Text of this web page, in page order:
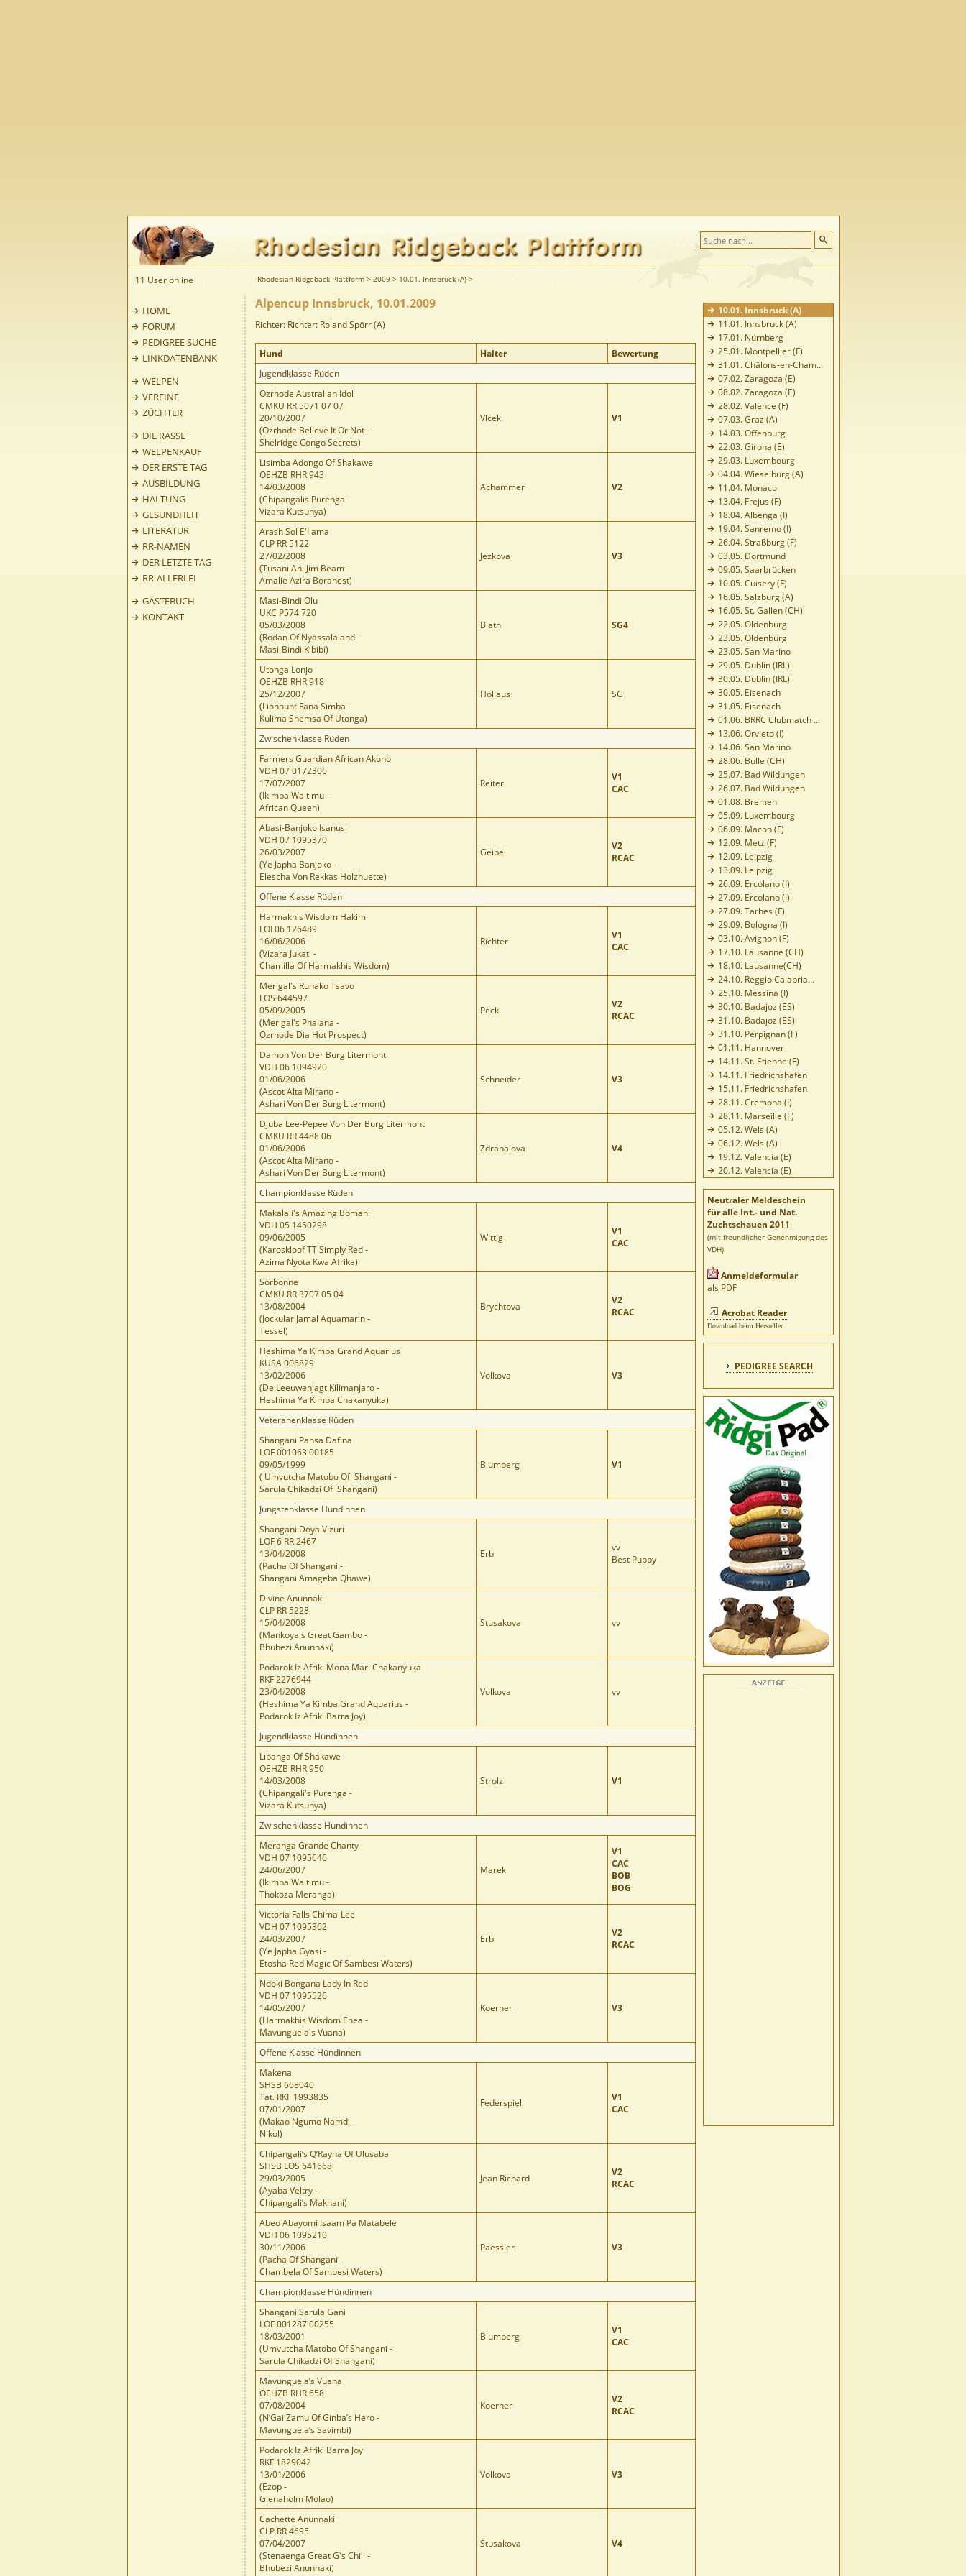
11 User online Rhodesian Ridgeback Plattform > 2009 > 10.01. Innsbruck (A) >
HOME
FORUM
PEDIGREE SUCHE
LINKDATENBANK
WELPEN
VEREINE
ZÜCHTER
DIE RASSE
WELPENKAUF
DER ERSTE TAG
AUSBILDUNG
HALTUNG
GESUNDHEIT
LITERATUR
RR-NAMEN
DER LETZTE TAG
RR-ALLERLEI
GÄSTEBUCH
KONTAKT
10.01. Innsbruck (A)
11.01. Innsbruck (A)
17.01. Nürnberg
25.01. Montpellier (F)
31.01. Châlons-en-Cham...
07.02. Zaragoza (E)
08.02. Zaragoza (E)
28.02. Valence (F)
07.03. Graz (A)
14.03. Offenburg
22.03. Girona (E)
29.03. Luxembourg
04.04. Wieselburg (A)
11.04. Monaco
13.04. Frejus (F)
18.04. Albenga (I)
19.04. Sanremo (I)
26.04. Straßburg (F)
03.05. Dortmund
09.05. Saarbrücken
10.05. Cuisery (F)
16.05. Salzburg (A)
16.05. St. Gallen (CH)
22.05. Oldenburg
23.05. Oldenburg
23.05. San Marino
29.05. Dublin (IRL)
30.05. Dublin (IRL)
30.05. Eisenach
31.05. Eisenach
01.06. BRRC Clubmatch ...
13.06. Orvieto (I)
14.06. San Marino
28.06. Bulle (CH)
25.07. Bad Wildungen
26.07. Bad Wildungen
01.08. Bremen
05.09. Luxembourg
06.09. Macon (F)
12.09. Metz (F)
12.09. Leipzig
13.09. Leipzig
26.09. Ercolano (I)
27.09. Ercolano (I)
27.09. Tarbes (F)
29.09. Bologna (I)
03.10. Avignon (F)
17.10. Lausanne (CH)
18.10. Lausanne(CH)
24.10. Reggio Calabria...
25.10. Messina (I)
30.10. Badajoz (ES)
31.10. Badajoz (ES)
31.10. Perpignan (F)
01.11. Hannover
14.11. St. Etienne (F)
14.11. Friedrichshafen
15.11. Friedrichshafen
28.11. Cremona (I)
28.11. Marseille (F)
05.12. Wels (A)
06.12. Wels (A)
19.12. Valencia (E)
20.12. Valencia (E)
Neutraler Meldeschein
für alle Int.- und Nat.
Zuchtschauen 2011
(mit freundlicher Genehmigung des
VDH)
Anmeldeformular
als PDF
Acrobat Reader
Download beim Hersteller
PEDIGREE SEARCH
Alpencup Innsbruck, 10.01.2009
Richter: Richter: Roland Spörr (A)
Hund Halter
Bewertung
Jugendklasse Rüden
Ozrhode Australian Idol
CMKU RR 5071 07 07
20/10/2007
(Ozrhode Believe It Or Not -
Shelridge Congo Secrets)
Vlcek V1
Lisimba Adongo Of Shakawe
OEHZB RHR 943
14/03/2008
(Chipangalis Purenga -
Vizara Kutsunya)
Achammer V2
Arash Sol E'Ilama
CLP RR 5122
27/02/2008
(Tusani Ani Jim Beam -
Amalie Azira Boranest)
Jezkova V3
Masi-Bindi Olu
UKC P574 720
05/03/2008
(Rodan Of Nyassalaland -
Masi-Bindi Kibibi)
Blath SG4
Utonga Lonjo
OEHZB RHR 918
25/12/2007
(Lionhunt Fana Simba -
Kulima Shemsa Of Utonga)
Hollaus SG
Zwischenklasse Rüden
Farmers Guardian African Akono
VDH 07 0172306
17/07/2007
(Ikimba Waitimu -
African Queen)
Reiter
V1
CAC
Abasi-Banjoko Isanusi
VDH 07 1095370
26/03/2007
(Ye Japha Banjoko -
Elescha Von Rekkas Holzhuette)
Geibel
V2
RCAC
Offene Klasse Rüden
Harmakhis Wisdom Hakim
LOI 06 126489
16/06/2006
(Vizara Jukati -
Chamilla Of Harmakhis Wisdom)
Richter
V1
CAC
Merigal's Runako Tsavo
LOS 644597
05/09/2005
(Merigal's Phalana -
Ozrhode Dia Hot Prospect)
Peck
V2
RCAC
Damon Von Der Burg Litermont
VDH 06 1094920
01/06/2006
(Ascot Alta Mirano -
Ashari Von Der Burg Litermont)
Schneider V3
Djuba Lee-Pepee Von Der Burg Litermont
CMKU RR 4488 06
01/06/2006
(Ascot Alta Mirano -
Ashari Von Der Burg Litermont)
Zdrahalova V4
Championklasse Rüden
Makalali's Amazing Bomani
VDH 05 1450298
09/06/2005
(Karoskloof TT Simply Red -
Azima Nyota Kwa Afrika)
Wittig
V1
CAC
Sorbonne
CMKU RR 3707 05 04
13/08/2004
(Jockular Jamal Aquamarin -
Tessel)
Brychtova
V2
RCAC
Heshima Ya Kimba Grand Aquarius
KUSA 006829
13/02/2006
(De Leeuwenjagt Kilimanjaro -
Heshima Ya Kimba Chakanyuka)
Volkova V3
Veteranenklasse Rüden
Shangani Pansa Dafina
LOF 001063 00185
09/05/1999
( Umvutcha Matobo Of Shangani -
Sarula Chikadzi Of Shangani)
Blumberg V1
Jüngstenklasse Hündinnen
Shangani Doya Vizuri
LOF 6 RR 2467
13/04/2008
(Pacha Of Shangani -
Shangani Amageba Qhawe)
Erb
vv
Best Puppy
Divine Anunnaki
CLP RR 5228
15/04/2008
(Mankoya's Great Gambo -
Bhubezi Anunnaki)
Stusakova vv
Podarok Iz Afriki Mona Mari Chakanyuka
RKF 2276944
23/04/2008
(Heshima Ya Kimba Grand Aquarius -
Podarok Iz Afriki Barra Joy)
Volkova vv
Jugendklasse Hündinnen
Libanga Of Shakawe
OEHZB RHR 950
14/03/2008
(Chipangali's Purenga -
Vizara Kutsunya)
Strolz V1
Zwischenklasse Hündinnen
Meranga Grande Chanty
VDH 07 1095646
24/06/2007
(Ikimba Waitimu -
Thokoza Meranga)
Marek
V1
CAC
BOB
BOG
Victoria Falls Chima-Lee
VDH 07 1095362
24/03/2007
(Ye Japha Gyasi -
Etosha Red Magic Of Sambesi Waters)
Erb
V2
RCAC
Ndoki Bongana Lady In Red
VDH 07 1095526
14/05/2007
(Harmakhis Wisdom Enea -
Mavunguela's Vuana)
Koerner V3
Offene Klasse Hündinnen
Makena
SHSB 668040
Tat. RKF 1993835
07/01/2007
(Makao Ngumo Namdi -
Nikol)
Federspiel
V1
CAC
Chipangali’s Q’Rayha Of Ulusaba
SHSB LOS 641668
29/03/2005
(Ayaba Veltry -
Chipangali’s Makhani)
Jean Richard
V2
RCAC
Abeo Abayomi Isaam Pa Matabele
VDH 06 1095210
30/11/2006
(Pacha Of Shangani -
Chambela Of Sambesi Waters)
Paessler V3
Championklasse Hündinnen
Shangani Sarula Gani
LOF 001287 00255
18/03/2001
(Umvutcha Matobo Of Shangani -
Sarula Chikadzi Of Shangani)
Blumberg
V1
CAC
Mavunguela’s Vuana
OEHZB RHR 658
07/08/2004
(N’Gai Zamu Of Ginba’s Hero -
Mavunguela’s Savimbi)
Koerner
V2
RCAC
Podarok Iz Afriki Barra Joy
RKF 1829042
13/01/2006
(Ezop -
Glenaholm Molao)
Volkova V3
Cachette Anunnaki
CLP RR 4695
07/04/2007
(Stenaenga Great G's Chili -
Bhubezi Anunnaki)
Stusakova V4